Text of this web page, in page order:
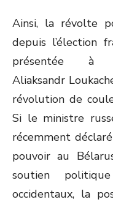
Ainsi, la révolte
depuis l’élection
présentée à
Aliaksandr
révolution de
Si le ministre
récemment
pouvoir au
soutien
occidentaux, la